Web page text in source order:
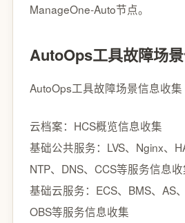
ManageOne-Auto节点。
AutoOps工具故障场
AutoOps工具故障场景信息收集
云档案：HCS概览信息收集
基础公共服务：LVS、Nginx、
NTP、DNS、CCS等服务信息
基础云服务：ECS、BMS、AS
OBS等服务信息收集